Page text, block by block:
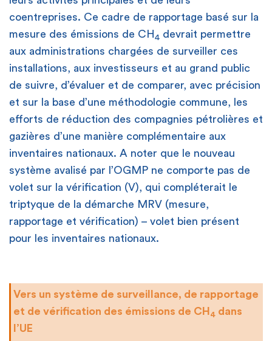
coentreprises. Ce cadre de rapportage basé sur la
mesure des émissions de CH 4 devrait permettre
aux administrations chargées de surveiller ces
installations, aux investisseurs et au grand public
de suivre, d’évaluer et de comparer, avec précision
et sur la base d’une méthodologie commune, les
efforts de réduction des compagnies pétrolières et
gazières d’une manière complémentaire aux
inventaires nationaux. A noter que le nouveau
système avalisé par l’OGMP ne comporte pas de
volet sur la vérification (V), qui compléterait le
triptyque de la démarche MRV (mesure,
rapportage et vérification) – volet bien présent
pour les inventaires nationaux.
Vers un système de surveillance, de rapportage
et de vérification des émissions de CH 4 dans
l’UE